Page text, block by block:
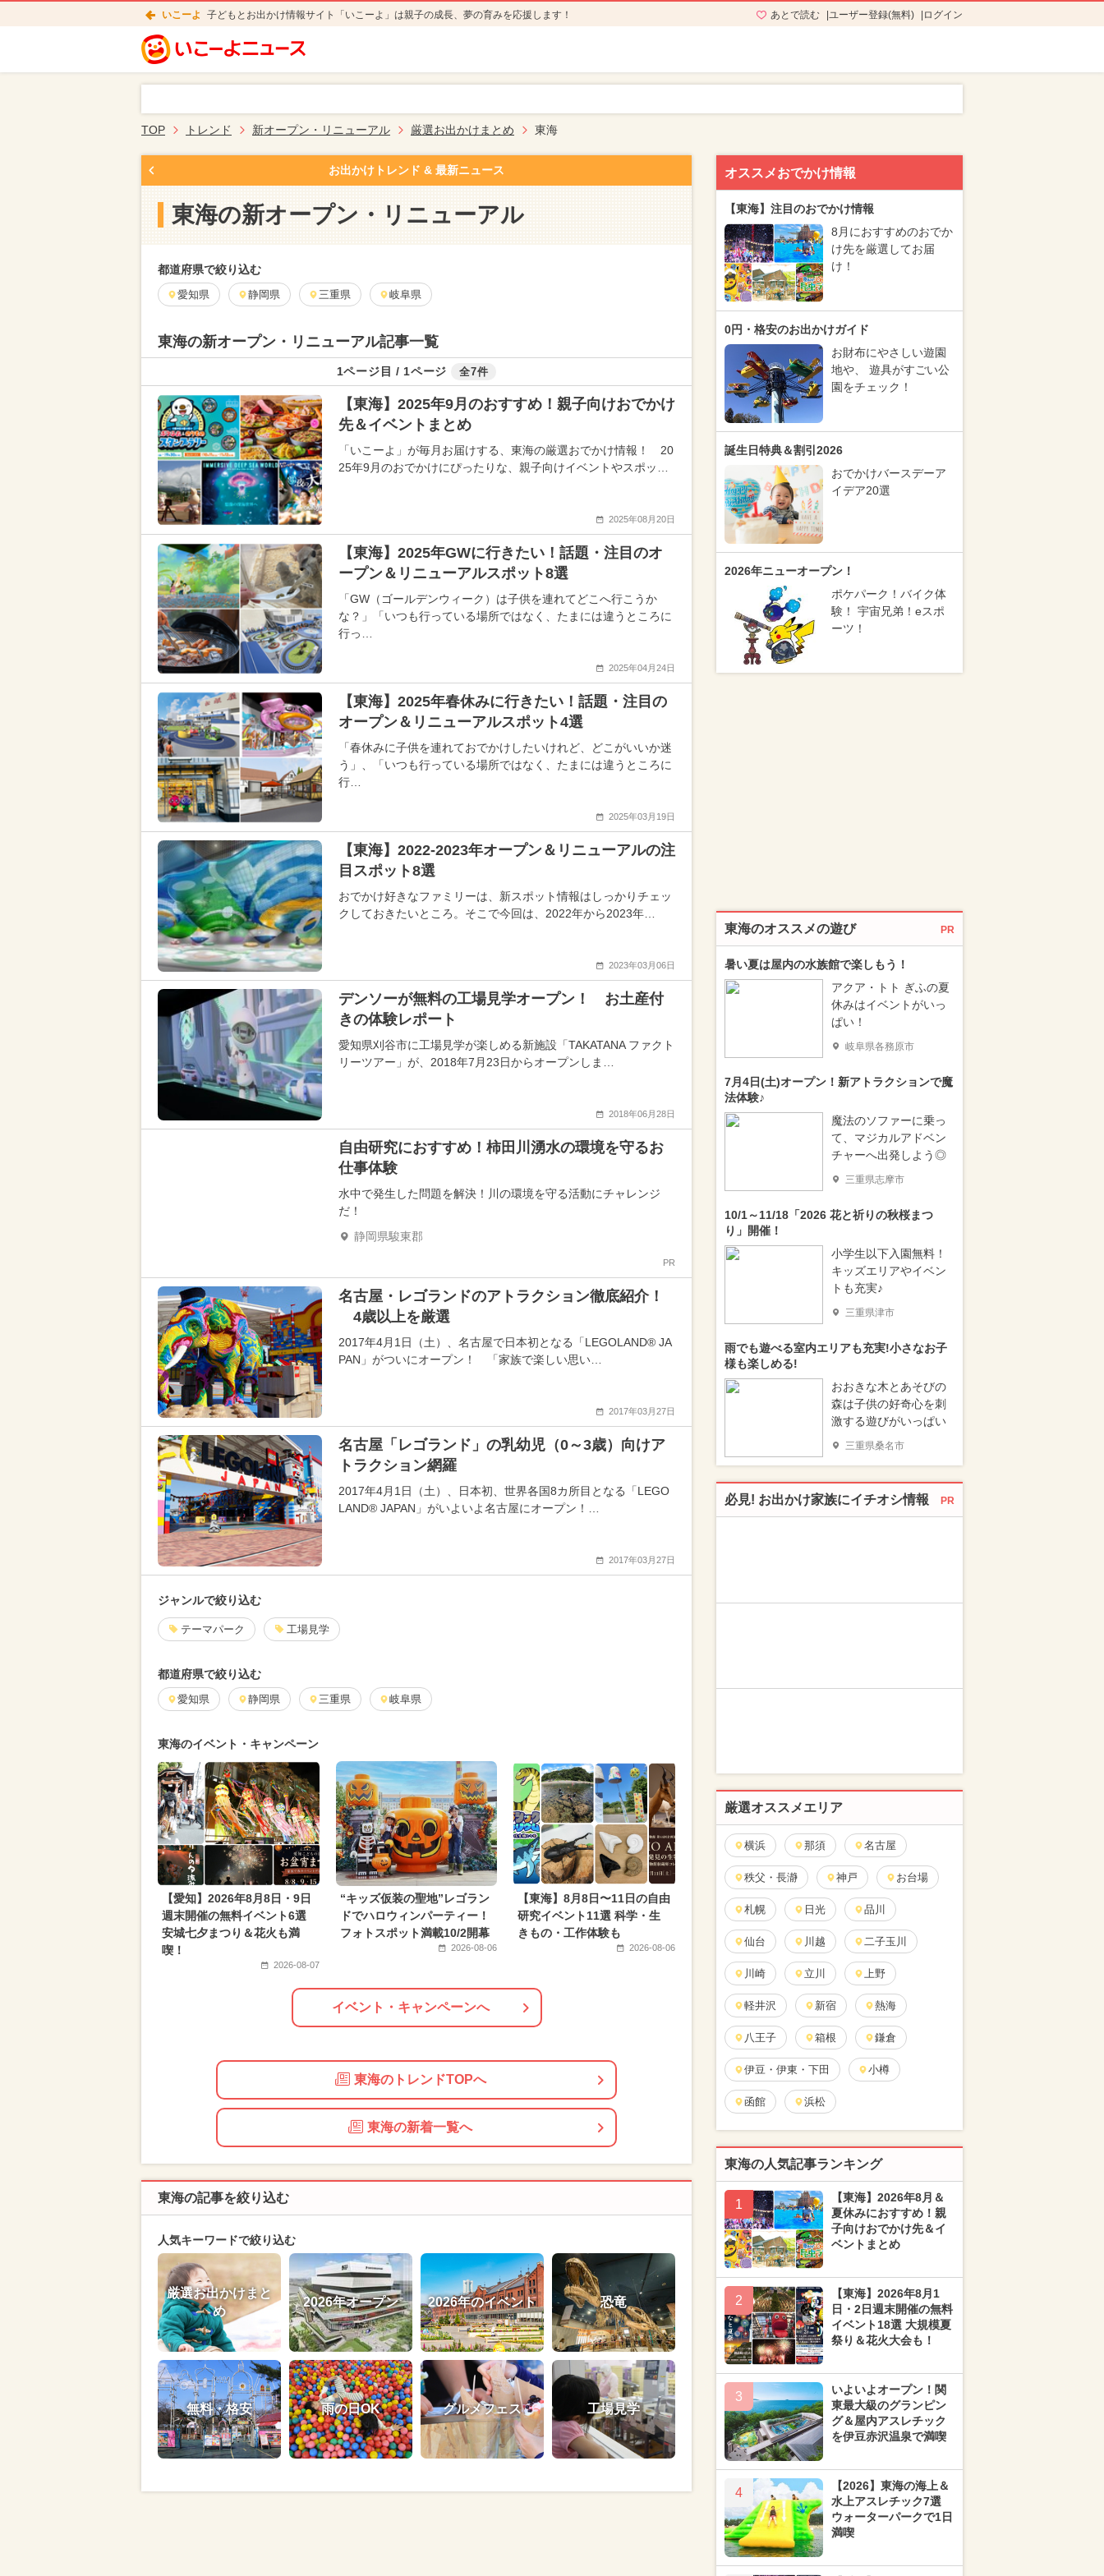
いこーよ 子どもとお出かけ情報サイト「いこーよ」は親子の成長、夢の育みを応援します！ あとで読む ユーザー登録(無料) ログイン
TOP トレンド 新オープン・リニューアル 厳選お出かけまとめ 東海
お出かけトレンド & 最新ニュース
東海の新オープン・リニューアル
都道府県で絞り込む
愛知県 静岡県 三重県 岐阜県
東海の新オープン・リニューアル記事一覧
1ページ目 / 1ページ 全7件
【東海】2025年9月のおすすめ！親子向けおでかけ
先＆イベントまとめ
「いこーよ」が毎月お届けする、東海の厳選おでかけ情報！ 20
25年9月のおでかけにぴったりな、親子向けイベントやスポッ…
2025年08月20日
【東海】2025年GWに行きたい！話題・注目のオ
ープン＆リニューアルスポット8選
「GW（ゴールデンウィーク）は子供を連れてどこへ行こうか
な？」「いつも行っている場所ではなく、たまには違うところに
行っ…
2025年04月24日
【東海】2025年春休みに行きたい！話題・注目の
オープン＆リニューアルスポット4選
「春休みに子供を連れておでかけしたいけれど、どこがいいか迷
う」、「いつも行っている場所ではなく、たまには違うところに
行…
2025年03月19日
【東海】2022-2023年オープン＆リニューアルの注
目スポット8選
おでかけ好きなファミリーは、新スポット情報はしっかりチェッ
クしておきたいところ。そこで今回は、2022年から2023年…
2023年03月06日
デンソーが無料の工場見学オープン！ お土産付
きの体験レポート
愛知県刈谷市に工場見学が楽しめる新施設「TAKATANA ファクト
リーツアー」が、2018年7月23日からオープンしま…
2018年06月28日
自由研究におすすめ！柿田川湧水の環境を守るお
仕事体験
水中で発生した問題を解決！川の環境を守る活動にチャレンジ
だ！
静岡県駿東郡
PR
名古屋・レゴランドのアトラクション徹底紹介！
4歳以上を厳選
2017年4月1日（土）、名古屋で日本初となる「LEGOLAND® JA
PAN」がついにオープン！ 「家族で楽しい思い…
2017年03月27日
名古屋「レゴランド」の乳幼児（0～3歳）向けア
トラクション網羅
2017年4月1日（土）、日本初、世界各国8カ所目となる「LEGO
LAND® JAPAN」がいよいよ名古屋にオープン！…
2017年03月27日
ジャンルで絞り込む
テーマパーク 工場見学
都道府県で絞り込む
愛知県 静岡県 三重県 岐阜県
東海のイベント・キャンペーン
【愛知】2026年8月8日・9日
週末開催の無料イベント6選
安城七夕まつり＆花火も満
喫！
2026-08-07
“キッズ仮装の聖地”レゴラン
ドでハロウィンパーティー！
フォトスポット満載10/2開幕
2026-08-06
【東海】8月8日〜11日の自由
研究イベント11選 科学・生
きもの・工作体験も
2026-08-06
イベント・キャンペーンへ
東海のトレンドTOPへ
東海の新着一覧へ
東海の記事を絞り込む
人気キーワードで絞り込む
厳選お出かけまと
め
2026年オープン 2026年のイベント 恐竜
無料・格安 雨の日OK グルメフェス 工場見学
オススメおでかけ情報
【東海】注目のおでかけ情報
8月におすすめのおでか
け先を厳選してお届
け！
0円・格安のお出かけガイド
お財布にやさしい遊園
地や、 遊具がすごい公
園をチェック！
誕生日特典＆割引2026
おでかけバースデーア
イデア20選
2026年ニューオープン！
ポケパーク！バイク体
験！ 宇宙兄弟！eスポ
ーツ！
東海のオススメの遊び PR
暑い夏は屋内の水族館で楽しもう！
アクア・トト ぎふの夏
休みはイベントがいっ
ぱい！
岐阜県各務原市
7月4日(土)オープン！新アトラクションで魔
法体験♪
魔法のソファーに乗っ
て、マジカルアドベン
チャーへ出発しよう◎
三重県志摩市
10/1～11/18「2026 花と祈りの秋桜まつ
り」開催！
小学生以下入園無料！
キッズエリアやイベン
トも充実♪
三重県津市
雨でも遊べる室内エリアも充実!小さなお子
様も楽しめる!
おおきな木とあそびの
森は子供の好奇心を刺
激する遊びがいっぱい
三重県桑名市
必見! お出かけ家族にイチオシ情報 PR
厳選オススメエリア
横浜 那須 名古屋
秩父・長瀞 神戸 お台場
札幌 日光 品川
仙台 川越 二子玉川
川崎 立川 上野
軽井沢 新宿 熱海
八王子 箱根 鎌倉
伊豆・伊東・下田 小樽
函館 浜松
東海の人気記事ランキング
1
【東海】2026年8月＆
夏休みにおすすめ！親
子向けおでかけ先＆イ
ベントまとめ
2
【東海】2026年8月1
日・2日週末開催の無料
イベント18選 大規模夏
祭り＆花火大会も！
3
いよいよオープン！関
東最大級のグランピン
グ＆屋内アスレチック
を伊豆赤沢温泉で満喫
4
【2026】東海の海上＆
水上アスレチック7選
ウォーターパークで1日
満喫